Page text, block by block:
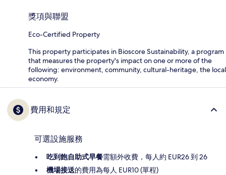
獎項與聯盟
Eco-Certified Property
This property participates in Bioscore Sustainability, a program
that measures the property's impact on one or more of the
following: environment, community, cultural-heritage, the local
economy.
費用和規定
可選設施服務
吃到飽自助式早餐需額外收費，每人約 EUR26 到 26
機場接送的費用為每人 EUR10 (單程)